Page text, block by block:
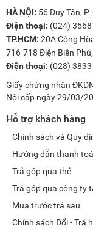
HÀ NỘI: 56 Duy Tân,
Điện thoại: (024)
TP.HCM: 20A Cộng
716-718 Điện Biên
Điện thoại: (028)
Giấy chứng nhận
Nội cấp ngày 29/03/
Hỗ trợ khách hàng
Chính sách và Quy
Hướng dẫn thanh
Trả góp qua thẻ
Trả góp qua công ty
Mua trước trả sau
Chính sách Đổi - Trả